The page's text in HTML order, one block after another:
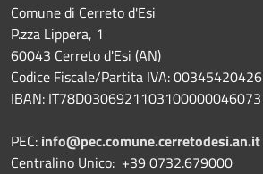
Comune di Cerreto d'Esi
P.zza Lippera, 1
60043 Cerreto d'Esi (AN)
Codice Fiscale/Partita IVA: 00345420426
IBAN: IT78D0306921103100000046073
PEC: info@pec.comune.cerretodesi.an.it
Centralino Unico: +39 0732.679000